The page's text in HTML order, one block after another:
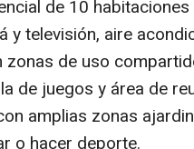
de 10
y televisión, aire
zonas de uso
de juegos y área de
amplias zonas
o hacer deporte.